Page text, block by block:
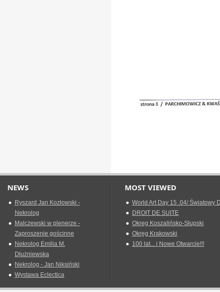
NEWS
Ryszard Jan Kozłowski -
Nekrolog
Malczewski w plenerze -
Zaproszenie gościnne
Nekrolog Emilia M.
Dłużniewska
Nekrolog - Jan Niksiński
Wystawa Eclectica
MOST VIEWED
World Art Day 15 .04/ Światowy
DROIT DE SUITE
Okreg Koszalińsko-Słupski
Okręg Krakowski
100 lat... i Nowe Otwarcie!!!